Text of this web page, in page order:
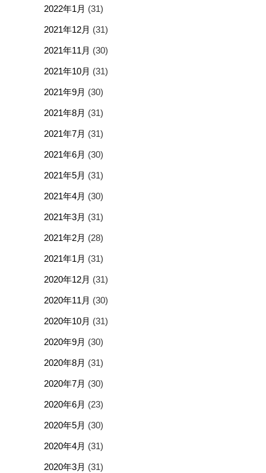
2022年1月 (31)
2021年12月 (31)
2021年11月 (30)
2021年10月 (31)
2021年9月 (30)
2021年8月 (31)
2021年7月 (31)
2021年6月 (30)
2021年5月 (31)
2021年4月 (30)
2021年3月 (31)
2021年2月 (28)
2021年1月 (31)
2020年12月 (31)
2020年11月 (30)
2020年10月 (31)
2020年9月 (30)
2020年8月 (31)
2020年7月 (30)
2020年6月 (23)
2020年5月 (30)
2020年4月 (31)
2020年3月 (31)